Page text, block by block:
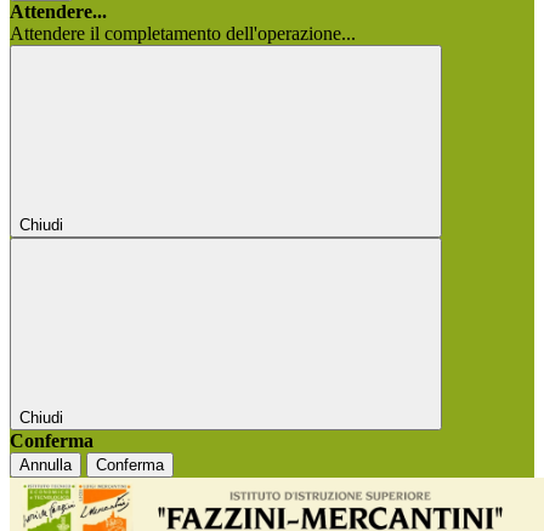
Attendere...
Attendere il completamento dell'operazione...
Chiudi
Chiudi
Conferma
Annulla Conferma